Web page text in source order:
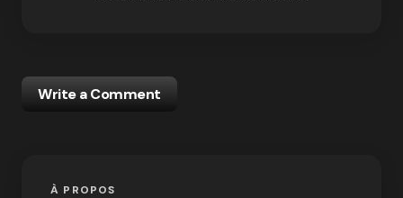
Write a Comment
À PROPOS